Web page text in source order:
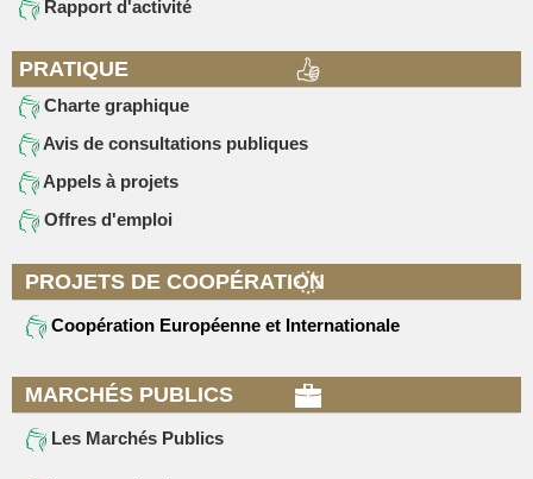
Rapport d'activité
PRATIQUE
Charte graphique
Avis de consultations publiques
Appels à projets
Offres d'emploi
PROJETS DE COOPÉRATION
Coopération Européenne et Internationale
MARCHÉS PUBLICS
Les Marchés Publics